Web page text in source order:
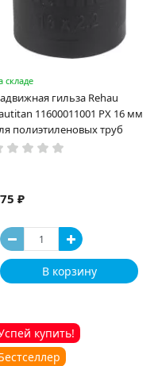
складе
гильза Rehau
11600011001 PX 16 мм
полиэтиленовых труб
75 ₽
В корзину
купить!